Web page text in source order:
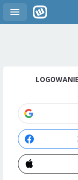
LOGOWANIE